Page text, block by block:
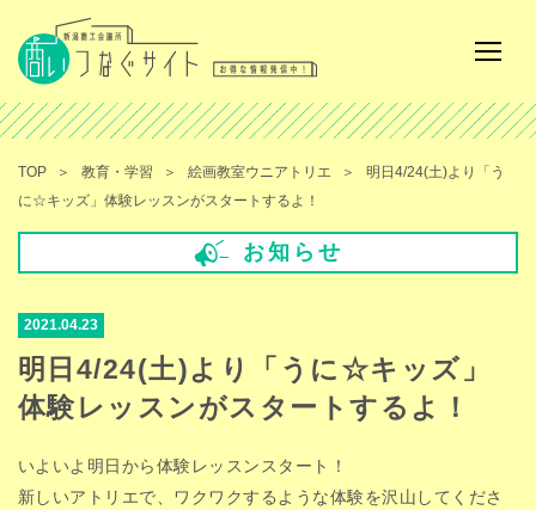
TOP 教育・学習 絵画教室ウニアトリエ
明日4/24(土)より「う
に☆キッズ」体験レッスンがスタートするよ！
お知らせ
2021.04.23
明日4/24(土)より「うに☆キッズ」
体験レッスンがスタートするよ！
いよいよ明日から体験レッスンスタート！
新しいアトリエで、ワクワクするような体験を沢山してくださ